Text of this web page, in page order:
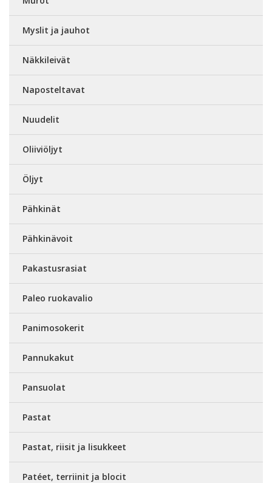
Myslit ja jauhot
Näkkileivät
Naposteltavat
Nuudelit
Oliiviöljyt
Öljyt
Pähkinät
Pähkinävoit
Pakastusrasiat
Paleo ruokavalio
Panimosokerit
Pannukakut
Pansuolat
Pastat
Pastat, riisit ja lisukkeet
Patéet, terriinit ja blocit